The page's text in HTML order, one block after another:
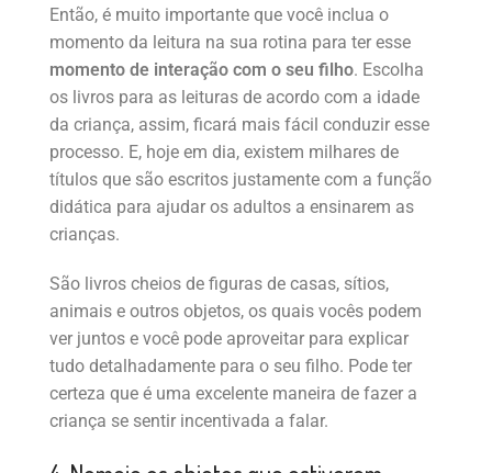
Então, é muito importante que você inclua o
momento da leitura na sua rotina para ter esse
momento de interação com o seu filho. Escolha
os livros para as leituras de acordo com a idade
da criança, assim, ficará mais fácil conduzir esse
processo. E, hoje em dia, existem milhares de
títulos que são escritos justamente com a função
didática para ajudar os adultos a ensinarem as
crianças.
São livros cheios de figuras de casas, sítios,
animais e outros objetos, os quais vocês podem
ver juntos e você pode aproveitar para explicar
tudo detalhadamente para o seu filho. Pode ter
certeza que é uma excelente maneira de fazer a
criança se sentir incentivada a falar.